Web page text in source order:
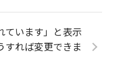
ています」と表示
すれば変更できま